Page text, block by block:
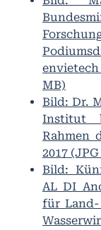
envietech
MB)
Bild: Dr.
Institut
Rahmen
2017
Bild:
AL DI
für